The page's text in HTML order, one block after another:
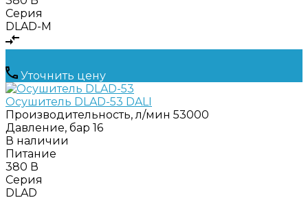
Серия
DLAD-M
Уточнить цену
Осушитель DLAD-53 DALI
Производительность, л/мин 53000
Давление, бар 16
В наличии
Питание
380 В
Серия
DLAD